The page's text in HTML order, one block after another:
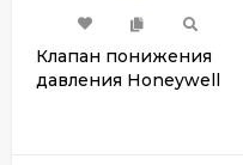
Клапан понижения
давления Honeywell